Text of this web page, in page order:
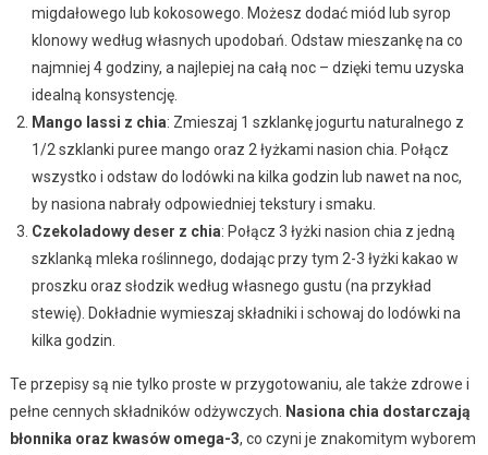
migdałowego lub kokosowego. Możesz dodać miód lub syrop
klonowy według własnych upodobań. Odstaw mieszankę na co
najmniej 4 godziny, a najlepiej na całą noc – dzięki temu uzyska
idealną konsystencję.
Mango lassi z chia: Zmieszaj 1 szklankę jogurtu naturalnego z
1/2 szklanki puree mango oraz 2 łyżkami nasion chia. Połącz
wszystko i odstaw do lodówki na kilka godzin lub nawet na noc,
by nasiona nabrały odpowiedniej tekstury i smaku.
Czekoladowy deser z chia: Połącz 3 łyżki nasion chia z jedną
szklanką mleka roślinnego, dodając przy tym 2-3 łyżki kakao w
proszku oraz słodzik według własnego gustu (na przykład
stewię). Dokładnie wymieszaj składniki i schowaj do lodówki na
kilka godzin.
Te przepisy są nie tylko proste w przygotowaniu, ale także zdrowe i
pełne cennych składników odżywczych.
Nasiona chia dostarczają
błonnika oraz kwasów omega-3, co czyni je znakomitym wyborem